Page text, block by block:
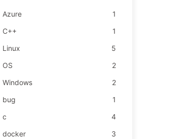
Azure
1
C++
1
Linux
5
OS
2
Windows
2
bug
1
c
4
docker
3